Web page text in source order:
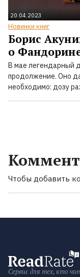
20.04.2023
Новинки книг
Борис
о
В мае легендарный
продолжение. Оно
необходимо: дозу
Чтобы добавить
Сервис для тех, кто